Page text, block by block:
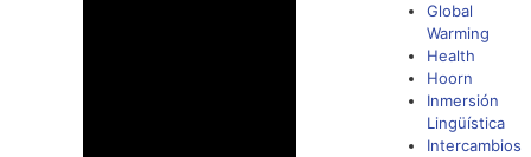
Global
Warming
Health
Hoorn
Inmersión
Lingüística
Intercambios